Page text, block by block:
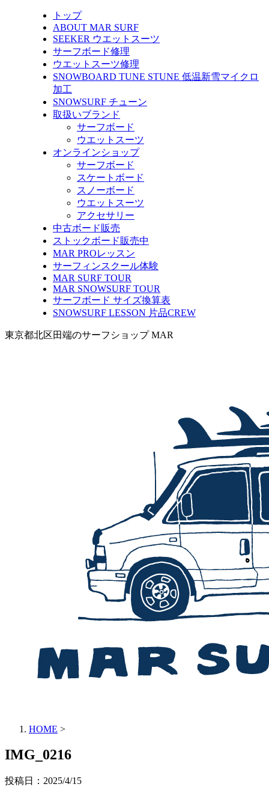
トップ
ABOUT MAR SURF
SEEKER ウエットスーツ
サーフボード修理
ウエットスーツ修理
SNOWBOARD TUNE STUNE 低温新雪マイクロ
加工
SNOWSURF チューン
取扱いブランド
サーフボード
ウエットスーツ
オンラインショップ
サーフボード
スケートボード
スノーボード
ウエットスーツ
アクセサリー
中古ボード販売
ストックボード販売中
MAR PROレッスン
サーフィンスクール体験
MAR SURF TOUR
MAR SNOWSURF TOUR
サーフボード サイズ換算表
SNOWSURF LESSON 片品CREW
東京都北区田端のサーフショップ MAR
HOME >
IMG_0216
投稿日： 2025/4/15